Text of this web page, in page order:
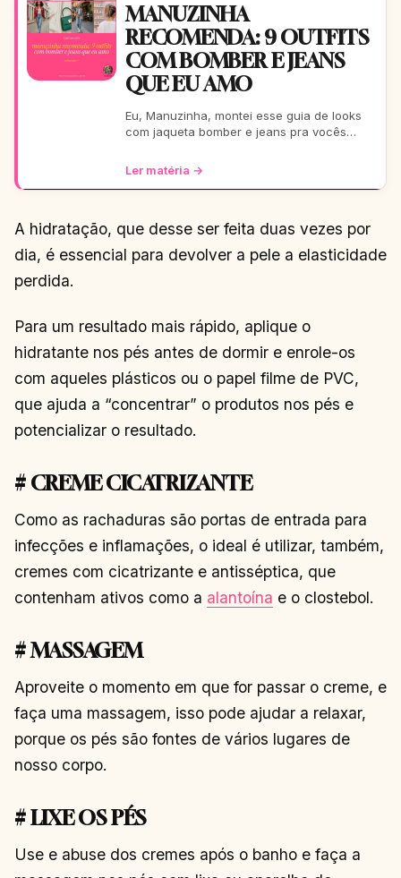
MANUZINHA
RECOMENDA: 9 OUTFITS
COM BOMBER E JEANS
QUE EU AMO
Eu, Manuzinha, montei esse guia de looks
com jaqueta bomber e jeans pra vocês
Tudo testado e aprova
Ler matéria →
A hidratação, que desse ser feita duas vezes por
dia, é essencial para devolver a pele a elasticidade
perdida.
Para um resultado mais rápido, aplique o
hidratante nos pés antes de dormir e enrole-os
com aqueles plásticos ou o papel filme de PVC,
que ajuda a “concentrar” o produtos nos pés e
potencializar o resultado.
# CREME CICATRIZANTE
Como as rachaduras são portas de entrada para
infecções e inflamações, o ideal é utilizar, também,
cremes com cicatrizante e antisséptica, que
contenham ativos como a alantoína e o clostebol.
# MASSAGEM
Aproveite o momento em que for passar o creme, e
faça uma massagem, isso pode ajudar a relaxar,
porque os pés são fontes de vários lugares de
nosso corpo.
# LIXE OS PÉS
Use e abuse dos cremes após o banho e faça a